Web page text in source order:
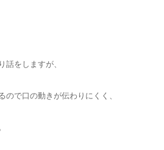
話をしますが、
ので口の動きが伝わりにくく、